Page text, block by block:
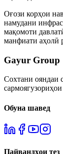
Оғози корҳои
намудани
мақомоти
манфиати аҳолӣ
Gayur Group
Сохтани ояндаи
Обуна шавед
Пайвандҳои тез